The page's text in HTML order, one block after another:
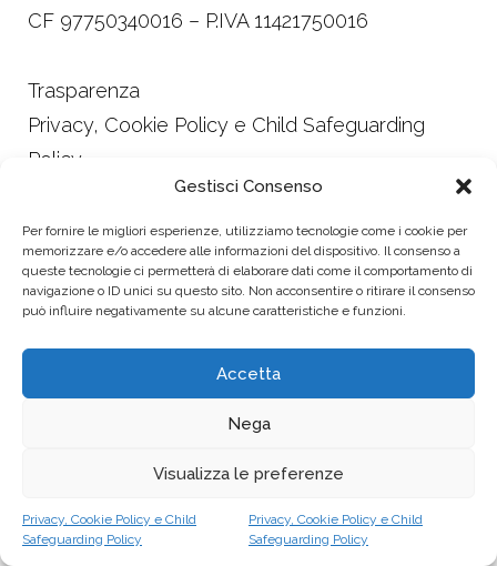
Gestisci Consenso
Per fornire le migliori esperienze, utilizziamo tecnologie come i cookie per
memorizzare e/o accedere alle informazioni del dispositivo. Il consenso a
queste tecnologie ci permetterà di elaborare dati come il comportamento di
navigazione o ID unici su questo sito. Non acconsentire o ritirare il consenso
può influire negativamente su alcune caratteristiche e funzioni.
Accetta
Nega
Visualizza le preferenze
Privacy, Cookie Policy e Child
Safeguarding Policy
Privacy, Cookie Policy e Child
Safeguarding Policy
CF 97750340016 – P.IVA 11421750016
Trasparenza
Privacy, Cookie Policy e Child Safeguarding
Policy
Design Alessandra Leonardi
Made with ♥ by imperfect
Follow us:
Dona ora